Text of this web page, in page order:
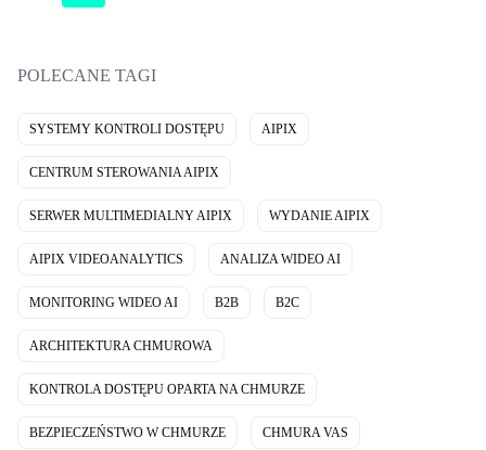
POLECANE TAGI
SYSTEMY KONTROLI DOSTĘPU AIPIX
CENTRUM STEROWANIA AIPIX
SERWER MULTIMEDIALNY AIPIX WYDANIE AIPIX
AIPIX VIDEOANALYTICS ANALIZA WIDEO AI
MONITORING WIDEO AI B2B B2C
ARCHITEKTURA CHMUROWA
KONTROLA DOSTĘPU OPARTA NA CHMURZE
BEZPIECZEŃSTWO W CHMURZE CHMURA VAS